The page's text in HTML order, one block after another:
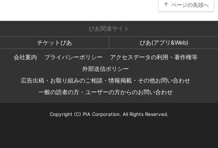
ページの先頭へ
ぴあ関連サイト
チケットぴあ
ぴあ(アプリ&Web)
会社案内
プライバシーポリシー
アクセスデータの利用・著作権等
外部送信ポリシー
広告出稿・お取り組みのご相談・情報掲載・その他お問い合わせ
一般の読者の方・ユーザーの方からのお問い合わせ
Copyright (C) PIA Corporation. All Rights Reserved.